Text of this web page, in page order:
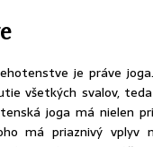
je práve
všetkých svalov,
joga má nielen
má priaznivý